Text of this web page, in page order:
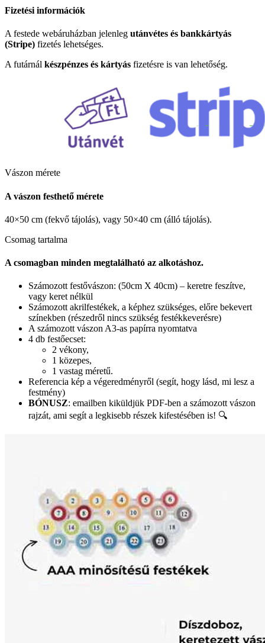
Fizetési információk
A festede webáruházban jelenleg utánvétes és bankkártyás
(Stripe) fizetés lehetséges.
A futárnál készpénzes és kártyás fizetésre is van lehetőség.
Vászon mérete
A vászon festhető mérete
40×50 cm (fekvő tájolás), vagy 50×40 cm (álló tájolás).
Csomag tartalma
A csomagban minden megtalálható az alkotáshoz.
Számozott festővászon: (50cm X 40cm) – keretre feszítve,
vagy keret nélkül
Számozott akrilfestékek, a képhez szükséges, előre bekevert
színekben (részedről nincs szükség festékkeverésre)
A számozott vászon A3-as papírra nyomtatva
4 db festőecset:
2 vékony,
1 közepes,
1 vastag méretű.
Referencia kép a végeredményről (segít, hogy lásd, mi lesz a
festmény)
BÓNUSZ: emailben kiküldjük PDF-ben a számozott vászon
rajzát, ami segít a legkisebb részek kifestésében is! 🔍